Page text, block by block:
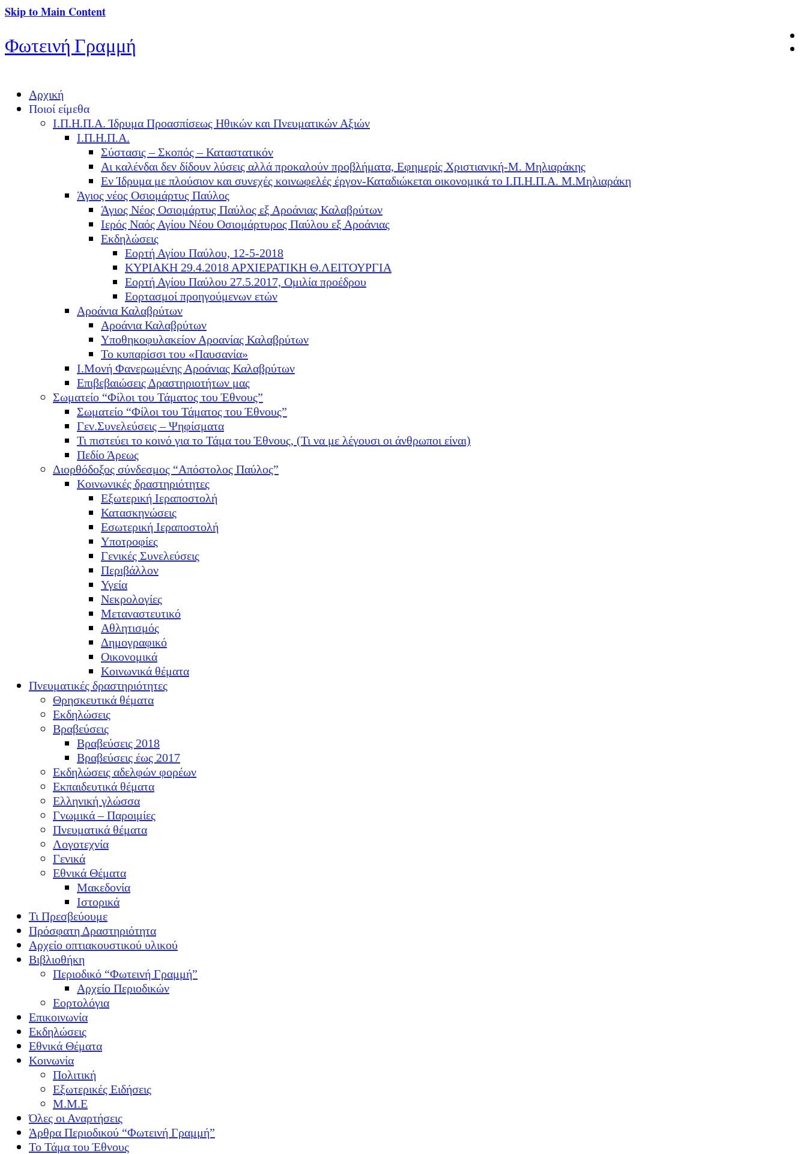
Skip to Main Content
Φωτεινή Γραμμή
Αρχική
Ποιοί είμεθα
Ι.Π.Η.Π.Α. Ίδρυμα Προασπίσεως Ηθικών και Πνευματικών Αξιών
Ι.Π.Η.Π.Α.
Σύστασις – Σκοπός – Καταστατικόν
Αι καλένδαι δεν δίδουν λύσεις αλλά προκαλούν προβλήματα, Εφημερίς Χριστιανική-Μ. Μηλιαράκης
Εν Ίδρυμα με πλούσιον και συνεχές κοινωφελές έργον-Καταδιώκεται οικονομικά το Ι.Π.Η.Π.Α. Μ.Μηλιαράκη
Άγιος νέος Οσιομάρτυς Παύλος
Άγιος Νέος Οσιομάρτυς Παύλος εξ Αροάνιας Καλαβρύτων
Ιερός Ναός Αγίου Νέου Οσιομάρτυρος Παύλου εξ Αροάνιας
Εκδηλώσεις
Εορτή Αγίου Παύλου, 12-5-2018
ΚΥΡΙΑΚΗ 29.4.2018 ΑΡΧΙΕΡΑΤΙΚΗ Θ.ΛΕΙΤΟΥΡΓΙΑ
Εορτή Αγίου Παύλου 27.5.2017, Ομιλία προέδρου
Εορτασμοί προηγούμενων ετών
Αροάνια Καλαβρύτων
Αροάνια Καλαβρύτων
Υποθηκοφυλακείον Αροανίας Καλαβρύτων
Το κυπαρίσσι του «Παυσανία»
Ι.Μονή Φανερωμένης Αροάνιας Καλαβρύτων
Επιβεβαιώσεις Δραστηριοτήτων μας
Σωματείο “Φίλοι του Τάματος του Έθνους”
Σωματείο “Φίλοι του Τάματος του Έθνους”
Γεν.Συνελεύσεις – Ψηφίσματα
Τι πιστεύει το κοινό για το Τάμα του Έθνους, (Τι να με λέγουσι οι άνθρωποι είναι)
Πεδίο Άρεως
Διορθόδοξος σύνδεσμος “Απόστολος Παύλος”
Κοινωνικές δραστηριότητες
Εξωτερική Ιεραποστολή
Κατασκηνώσεις
Εσωτερική Ιεραποστολή
Υποτροφίες
Γενικές Συνελεύσεις
Περιβάλλον
Υγεία
Νεκρολογίες
Μεταναστευτικό
Αθλητισμός
Δημογραφικό
Οικονομικά
Κοινωνικά θέματα
Πνευματικές δραστηριότητες
Θρησκευτικά θέματα
Εκδηλώσεις
Βραβεύσεις
Βραβεύσεις 2018
Βραβεύσεις έως 2017
Εκδηλώσεις αδελφών φορέων
Εκπαιδευτικά θέματα
Ελληνική γλώσσα
Γνωμικά – Παροιμίες
Πνευματικά θέματα
Λογοτεχνία
Γενικά
Εθνικά Θέματα
Μακεδονία
Ιστορικά
Τι Πρεσβεύουμε
Πρόσφατη Δραστηριότητα
Αρχείο οπτιακουστικού υλικού
Βιβλιοθήκη
Περιοδικό “Φωτεινή Γραμμή”
Αρχείο Περιοδικών
Εορτολόγια
Επικοινωνία
Εκδηλώσεις
Εθνικά Θέματα
Κοινωνία
Πολιτική
Εξωτερικές Ειδήσεις
Μ.Μ.Ε
Όλες οι Αναρτήσεις
Άρθρα Περιοδικού “Φωτεινή Γραμμή”
Το Τάμα του Έθνους